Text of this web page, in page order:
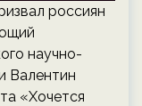
россиян
научно-
Валентин
«Хочется